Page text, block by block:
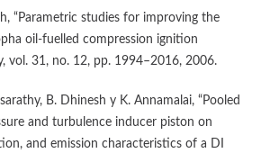
“Parametric studies for improving the
oil-fuelled compression ignition
vol. 31, no. 12, pp. 1994–2016, 2006.
B. Dhinesh y K. Annamalai, “Pooled
and turbulence inducer piston on
and emission characteristics of a DI